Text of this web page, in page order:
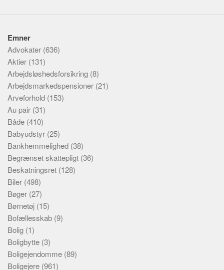
Emner
Advokater (636)
Aktier (131)
Arbejdsløshedsforsikring (8)
Arbejdsmarkedspensioner (21)
Arveforhold (153)
Au pair (31)
Både (410)
Babyudstyr (25)
Bankhemmelighed (38)
Begrænset skattepligt (36)
Beskatningsret (128)
Biler (498)
Bøger (27)
Børnetøj (15)
Bofællesskab (9)
Bolig (1)
Boligbytte (3)
Boligejendomme (89)
Boligejere (961)